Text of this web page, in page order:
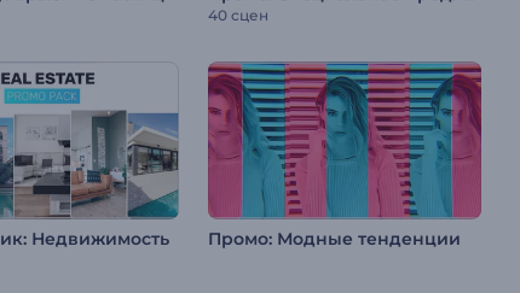
40 сцен
Недвижимость Промо: Модные тенденции